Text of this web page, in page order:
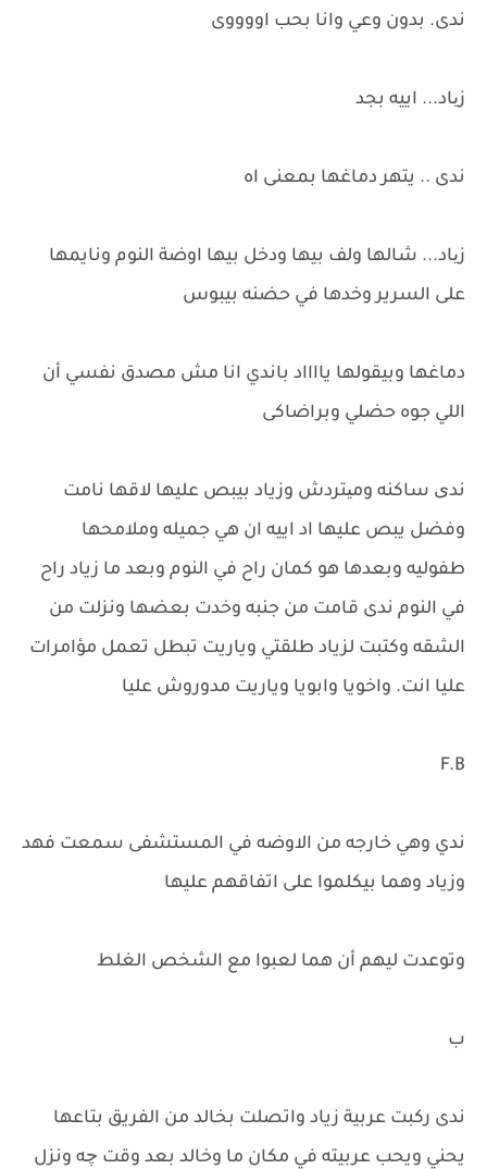
ندى. بدون وعي وانا بحب اووووى
زیاد... اييه بجد
ندى .. يتهر دماغها بمعنى اه
زیاد... شالها ولف بيها ودخل بيها اوضة النوم ونايمها
على السرير وخدها في حضنه بيبوس
دماغها وبيقولها يااااد باندي انا مش مصدق نفسي أن
اللي جوه حضلي وبراضاكى
ندی ساكنه ومیتردش وزياد بيبص عليها لاقها نامت
وفضل يبص عليها اد اييه ان هي جميله وملامحها
طفوليه وبعدها هو كمان راح في النوم وبعد ما زياد راح
في النوم ندى قامت من جنبه وخدت بعضها ونزلت من
الشقه وكتبت لزياد طلقتي وياريت تبطل تعمل مؤامرات
عليا انت. واخويا وابويا وياريت مدوروش عليا
F.B
ندي وهي خارجه من الاوضه في المستشفى سمعت فهد
وزياد وهما بيكلموا على اتفاقهم عليها
وتوعدت ليهم أن هما لعبوا مع الشخص الغلط
ب
ندى ركبت عربية زياد واتصلت بخالد من الفريق بتاعها
يحني ويحب عربيته في مكان ما وخالد بعد وقت چه ونزل